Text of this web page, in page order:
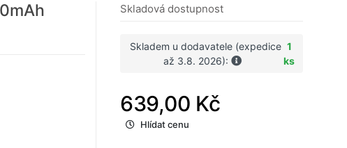
Skladová dostupnost
Skladem u dodavatele (expedice
až 3.8. 2026):
1
ks
639,00 Kč
Hlídat cenu